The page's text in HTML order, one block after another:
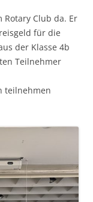
Rotary Club da. Er
für die
der Klasse 4b
Teilnehmer
teilnehmen